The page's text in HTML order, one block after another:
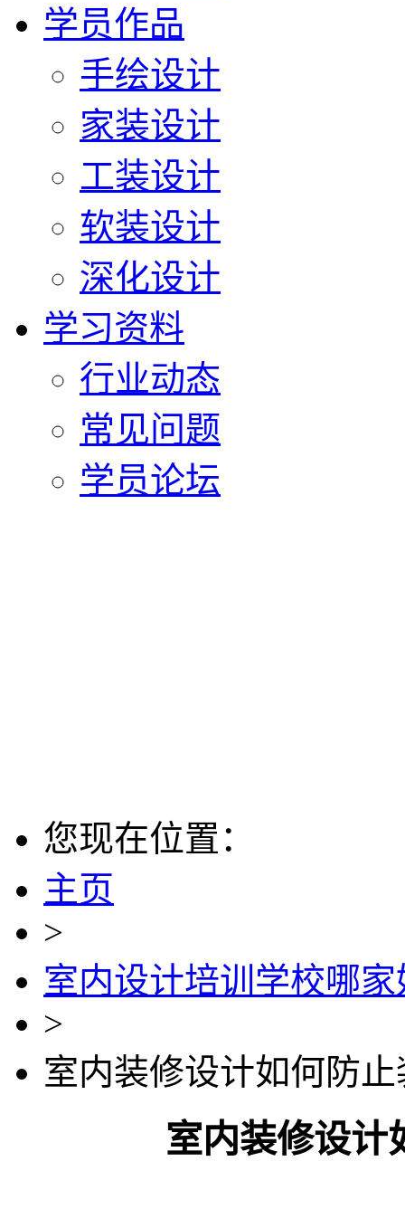
学员作品
手绘设计
家装设计
工装设计
软装设计
深化设计
学习资料
行业动态
常见问题
学员论坛
您现在位置：
主页
>
室内设计培训学校哪家
>
室内装修设计如何防
室内装修设计